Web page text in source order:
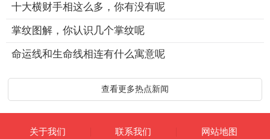
十大横财手相这么多，你有没有呢
掌纹图解，你认识几个掌纹呢
命运线和生命线相连有什么寓意呢
查看更多热点新闻
关于我们 联系我们 网站地图